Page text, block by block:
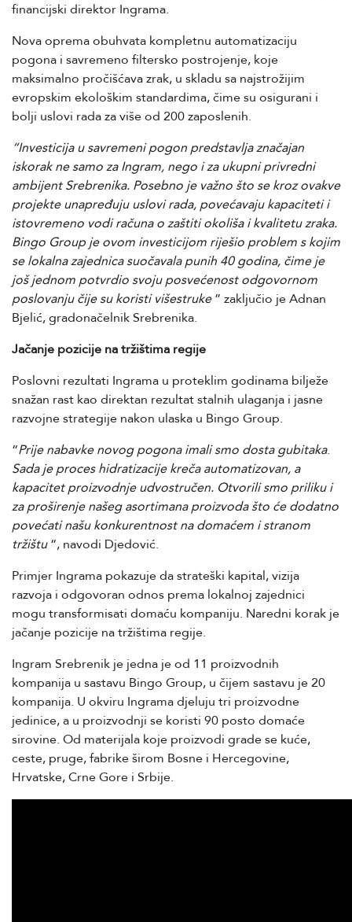
financijski direktor Ingrama.
Nova oprema obuhvata kompletnu automatizaciju
pogona i savremeno filtersko postrojenje, koje
maksimalno pročišćava zrak, u skladu sa najstrožijim
evropskim ekološkim standardima, čime su osigurani i
bolji uslovi rada za više od 200 zaposlenih.
“Investicija u savremeni pogon predstavlja značajan
iskorak ne samo za Ingram, nego i za ukupni privredni
ambijent Srebrenika. Posebno je važno što se kroz ovakve
projekte unapređuju uslovi rada, povećavaju kapaciteti i
istovremeno vodi računa o zaštiti okoliša i kvalitetu zraka.
Bingo Group je ovom investicijom riješio problem s kojim
se lokalna zajednica suočavala punih 40 godina, čime je
još jednom potvrdio svoju posvećenost odgovornom
poslovanju čije su koristi višestruke” zaključio je Adnan
Bjelić, gradonačelnik Srebrenika.
Jačanje pozicije na tržištima regije
Poslovni rezultati Ingrama u proteklim godinama bilježe
snažan rast kao direktan rezultat stalnih ulaganja i jasne
razvojne strategije nakon ulaska u Bingo Group.
“Prije nabavke novog pogona imali smo dosta gubitaka.
Sada je proces hidratizacije kreča automatizovan, a
kapacitet proizvodnje udvostručen. Otvorili smo priliku i
za proširenje našeg asortimana proizvoda što će dodatno
povećati našu konkurentnost na domaćem i stranom
tržištu“, navodi Djedović.
Primjer Ingrama pokazuje da strateški kapital, vizija
razvoja i odgovoran odnos prema lokalnoj zajednici
mogu transformisati domaću kompaniju. Naredni korak je
jačanje pozicije na tržištima regije.
Ingram Srebrenik je jedna je od 11 proizvodnih
kompanija u sastavu Bingo Group, u čijem sastavu je 20
kompanija. U okviru Ingrama djeluju tri proizvodne
jedinice, a u proizvodnji se koristi 90 posto domaće
sirovine. Od materijala koje proizvodi grade se kuće,
ceste, pruge, fabrike širom Bosne i Hercegovine,
Hrvatske, Crne Gore i Srbije.